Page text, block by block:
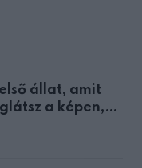
állat, amit
a képen,